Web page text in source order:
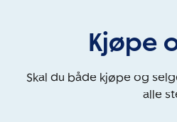
Kjøpe
Skal du både kjøpe og
alle